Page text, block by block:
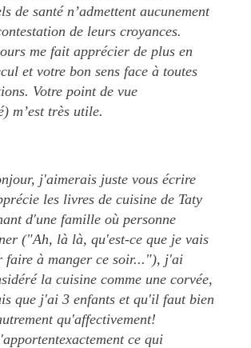
de santé n’admettent aucunement
de leurs croyances.
me fait apprécier de plus en
et votre bon sens face à toutes
Votre point de vue
m’est très utile.
j'aimerais juste vous écrire
les livres de cuisine de Taty
d'une famille où personne
("Ah, là là, qu'est-ce que je vais
faire à manger ce soir..."), j'ai
la cuisine comme une corvée,
que j'ai 3 enfants et qu'il faut bien
qu'affectivement!
ce qui